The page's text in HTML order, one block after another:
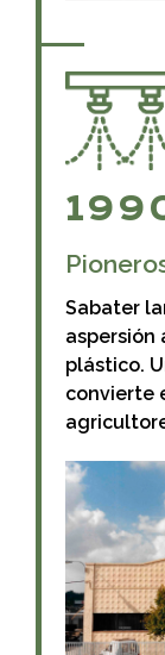
Sabater
aspersión
plástico.
convierte